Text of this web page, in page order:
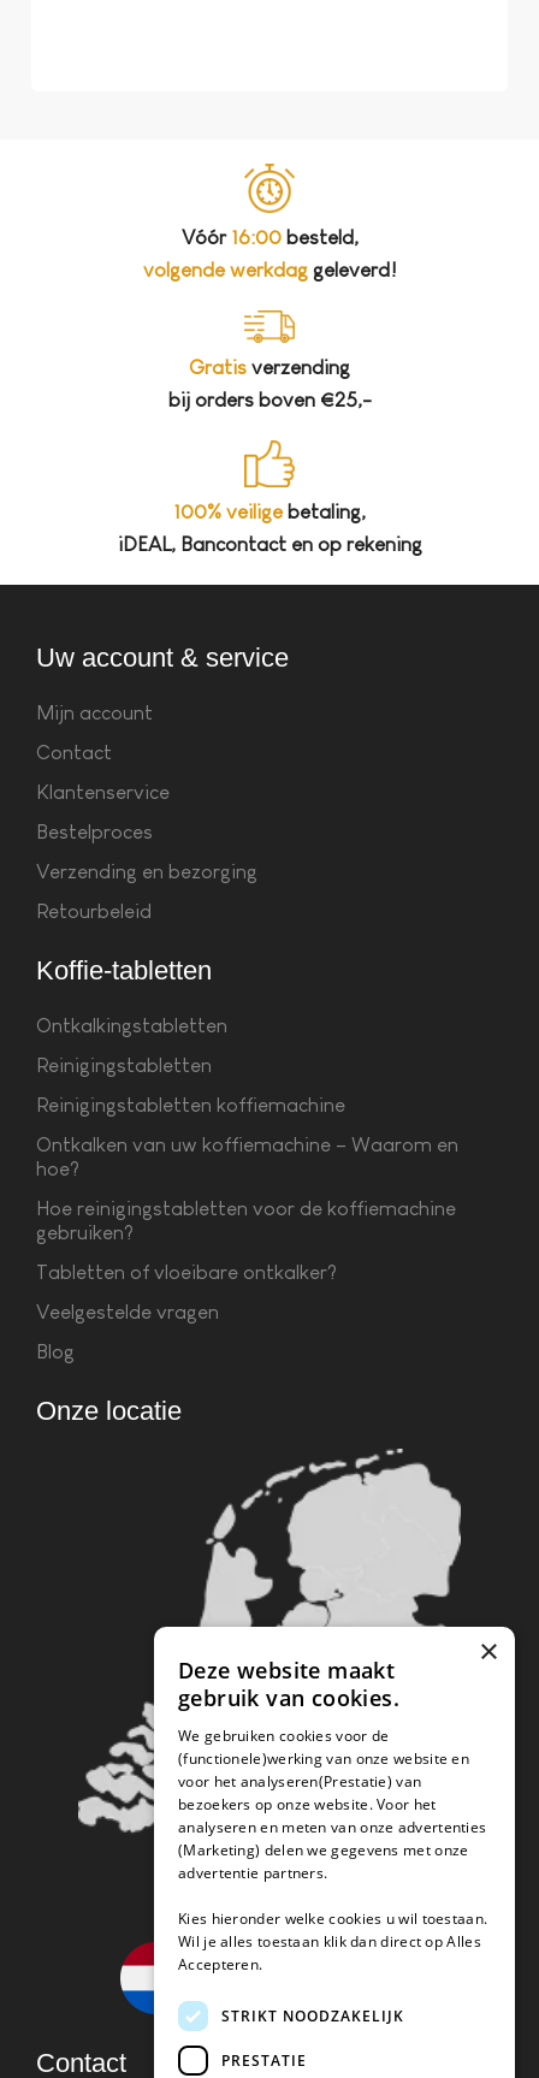
Vóór 16:00besteld,
volgende werkdaggeleverd!
Gratis verzending
bij orders boven €25,-
100% veiligebetaling,
iDEAL, Bancontact en op rekening
Uw account & service
Mijn account
Contact
Klantenservice
Bestelproces
Verzending en bezorging
Retourbeleid
Koffie-tabletten
Ontkalkingstabletten
Reinigingstabletten
Reinigingstabletten koffiemachine
Ontkalken van uw koffiemachine – Waarom en
hoe?
Hoe reinigingstabletten voor de koffiemachine
gebruiken?
Tabletten of vloeibare ontkalker?
Veelgestelde vragen
Blog
Onze locatie
Contact
×
Deze website maakt
gebruik van cookies.
We gebruiken cookies voor de
(functionele)werking van onze website en
voor het analyseren(Prestatie) van
bezoekers op onze website. Voor het
analyseren en meten van onze advertenties
(Marketing) delen we gegevens met onze
advertentie partners.
Kies hieronder welke cookies u wil toestaan.
Wil je alles toestaan klik dan direct op Alles
Accepteren.
STRIKT NOODZAKELIJK
PRESTATIE